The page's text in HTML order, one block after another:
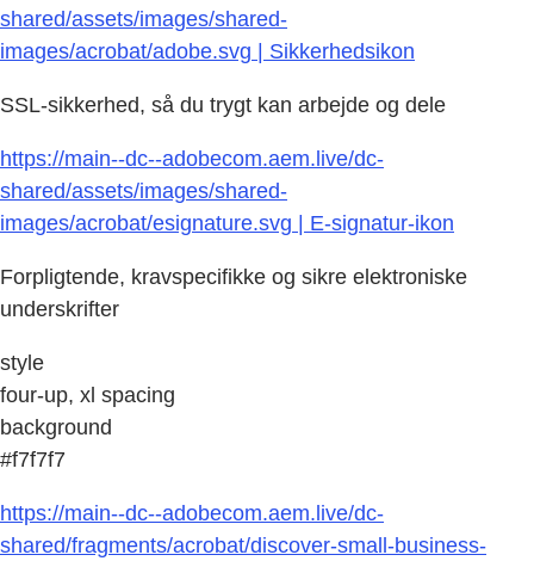
shared/assets/images/shared-
images/acrobat/adobe.svg | Sikkerhedsikon
SSL-sikkerhed, så du trygt kan arbejde og dele
https://main--dc--adobecom.aem.live/dc-
shared/assets/images/shared-
images/acrobat/esignature.svg | E-signatur-ikon
Forpligtende, kravspecifikke og sikre elektroniske
underskrifter
style
four-up, xl spacing
background
#f7f7f7
https://main--dc--adobecom.aem.live/dc-
shared/fragments/acrobat/discover-small-business-